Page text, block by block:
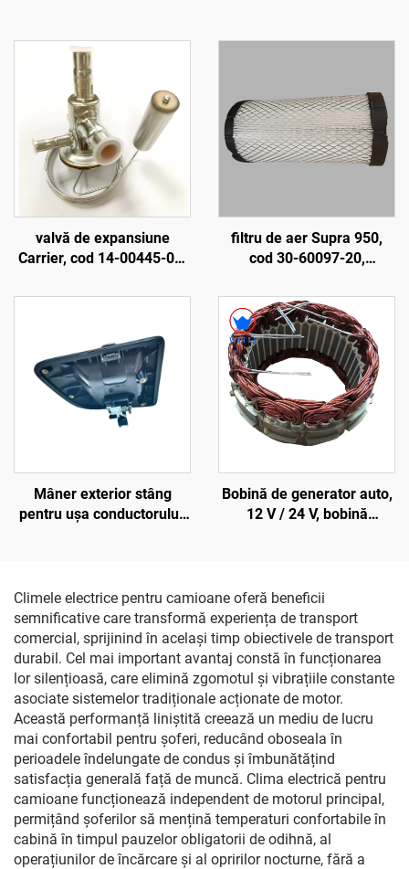
valvă de expansiune
Carrier, cod 14-00445-01,
fabrică pentru
refrigerare și accesorii
pentru vehicule frigorifice
filtru de aer Supra 950,
cod 30-60097-20,
refrigerare pentru
transport, accesorii pentru
vehicule frigorifice
Mâner exterior stâng
pentru ușa conductorului,
Bobină de generator auto,
12 V / 24 V, bobină
autobuze, AVI144
Climele electrice pentru camioane oferă beneficii
semnificative care transformă experiența de transport
comercial, sprijinind în același timp obiectivele de transport
durabil. Cel mai important avantaj constă în funcționarea
lor silențioasă, care elimină zgomotul și vibrațiile constante
asociate sistemelor tradiționale acționate de motor.
Această performanță liniștită creează un mediu de lucru
mai confortabil pentru șoferi, reducând oboseala în
perioadele îndelungate de condus și îmbunătățind
satisfacția generală față de muncă. Clima electrică pentru
camioane funcționează independent de motorul principal,
permițând șoferilor să mențină temperaturi confortabile în
cabină în timpul pauzelor obligatorii de odihnă, al
operațiunilor de încărcare și al opririlor nocturne, fără a